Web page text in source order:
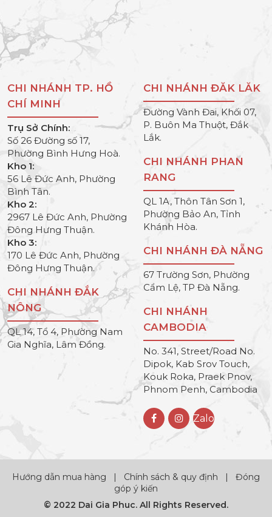
CHI NHÁNH TP. HỒ
CHÍ MINH
Trụ Sở Chính:
Số 26 Đường số 17,
Phường Bình Hưng Hoà.
Kho 1:
56 Lê Đức Anh, Phường
Bình Tân.
Kho 2:
2967 Lê Đức Anh, Phường
Đông Hưng Thuận.
Kho 3:
170 Lê Đức Anh, Phường
Đông Hưng Thuận.
CHI NHÁNH ĐẮK
NÔNG
QL 14, Tổ 4, Phường Nam
Gia Nghĩa, Lâm Đồng.
CHI NHÁNH ĐĂK LĂK
Đường Vành Đai, Khối 07,
P. Buôn Ma Thuột, Đắk
Lắk.
CHI NHÁNH PHAN
RANG
QL 1A, Thôn Tân Sơn 1,
Phường Bảo An, Tỉnh
Khánh Hòa.
CHI NHÁNH ĐÀ NẴNG
67 Trường Sơn, Phường
Cẩm Lệ, TP Đà Nẵng.
CHI NHÁNH
CAMBODIA
No. 341, Street/Road No.
Dipok, Kab Srov Touch,
Kouk Roka, Praek Pnov,
Phnom Penh, Cambodia
Zalo
Hướng dẫn mua hàng | Chính sách & quy định | Đóng
góp ý kiến
© 2022 Dai Gia Phuc. All Rights Reserved.